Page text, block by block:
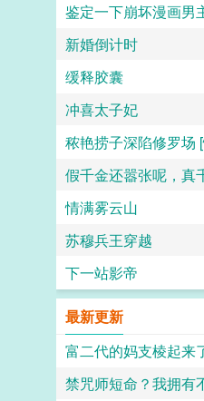
鉴定一下崩坏漫画男
新婚倒计时
缓释胶囊
冲喜太子妃
秾艳捞子深陷修罗场
假千金还嚣张呢，真
情满雾云山
苏穆兵王穿越
下一站影帝
最新更新
富二代的妈支棱起来
禁咒师短命？我拥有